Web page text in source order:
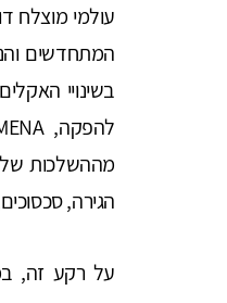
המתחדשים
בשינויי
להפקה, MENA צפוי להיות האזור האחרון לנטישת הדלקים המאובנים.
מההשלכות של
הגירה,
על רקע זה,